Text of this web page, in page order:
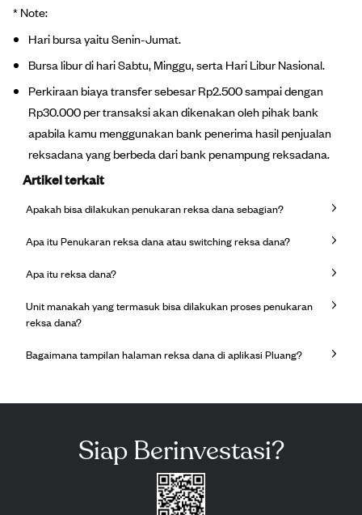
* Note:
Hari bursa yaitu Senin-Jumat.
Bursa libur di hari Sabtu, Minggu, serta Hari Libur Nasional.
Perkiraan biaya transfer sebesar Rp2.500 sampai dengan
Rp30.000 per transaksi akan dikenakan oleh pihak bank
apabila kamu menggunakan bank penerima hasil penjualan
reksadana yang berbeda dari bank penampung reksadana.
Artikel terkait
Apakah bisa dilakukan penukaran reksa dana sebagian?
Apa itu Penukaran reksa dana atau switching reksa dana?
Apa itu reksa dana?
Unit manakah yang termasuk bisa dilakukan proses penukaran
reksa dana?
Bagaimana tampilan halaman reksa dana di aplikasi Pluang?
Siap Berinvestasi?